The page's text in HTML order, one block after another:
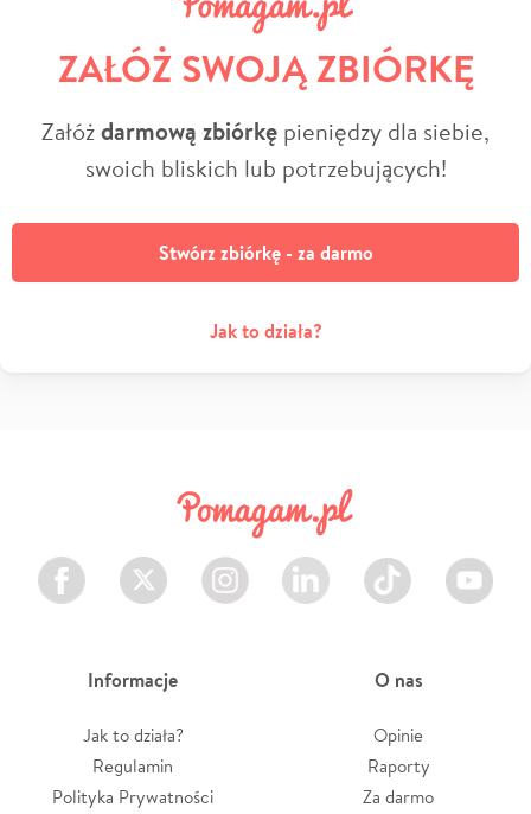
ZAŁÓŻ SWOJĄ ZBIÓRKĘ
Załóżdarmową zbiórkę pieniędzy dla siebie,
swoich bliskich lub potrzebujących!
Stwórz zbiórkę - za darmo
Jak to działa?
Facebook Twitter Instagram LinkedIn TikTok Youtube
Informacje
Jak to działa?
Regulamin
Polityka Prywatności
O nas
Opinie
Raporty
Za darmo